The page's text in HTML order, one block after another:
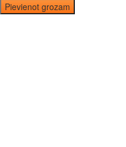
Pievienot grozam